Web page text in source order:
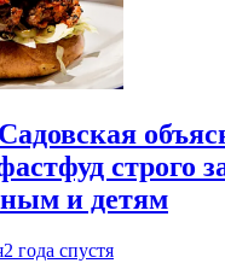
строго
и детям
2 года спустя